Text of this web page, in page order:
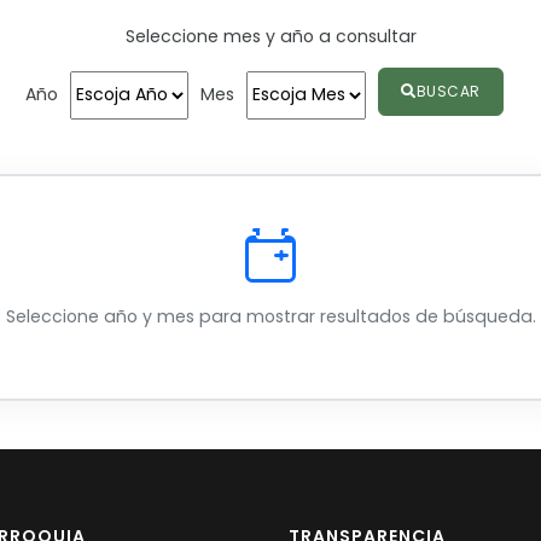
Seleccione mes y año a consultar
Año Mes BUSCAR
Seleccione año y mes para mostrar resultados de búsqueda.